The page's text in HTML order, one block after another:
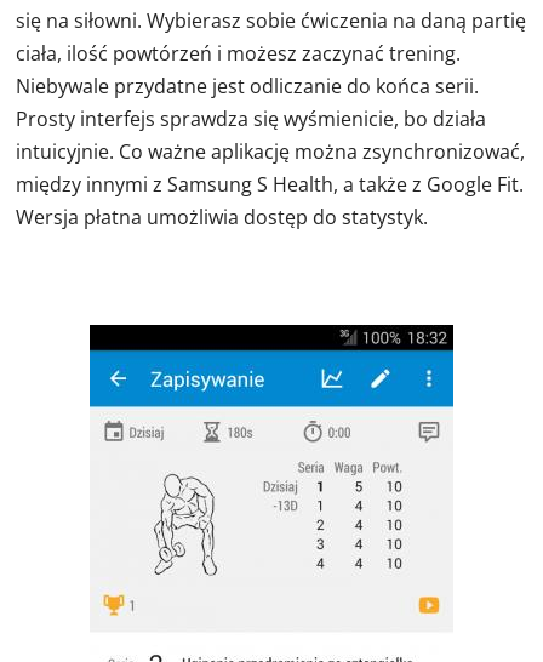
się na siłowni. Wybierasz sobie ćwiczenia na daną partię
ciała, ilość powtórzeń i możesz zaczynać trening.
Niebywale przydatne jest odliczanie do końca serii.
Prosty interfejs sprawdza się wyśmienicie, bo działa
intuicyjnie. Co ważne aplikację można zsynchronizować,
między innymi z Samsung S Health, a także z Google Fit.
Wersja płatna umożliwia dostęp do statystyk.